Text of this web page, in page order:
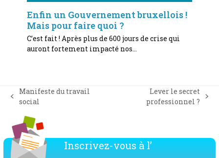
Enfin un Gouvernement bruxellois !
Mais pour faire quoi ?
C’est fait ! Après plus de 600 jours de crise qui
auront fortement impacté nos…
previous
Manifeste du travail
social
Lever le secret
professionnel ?
Inscrivez-vous à l’